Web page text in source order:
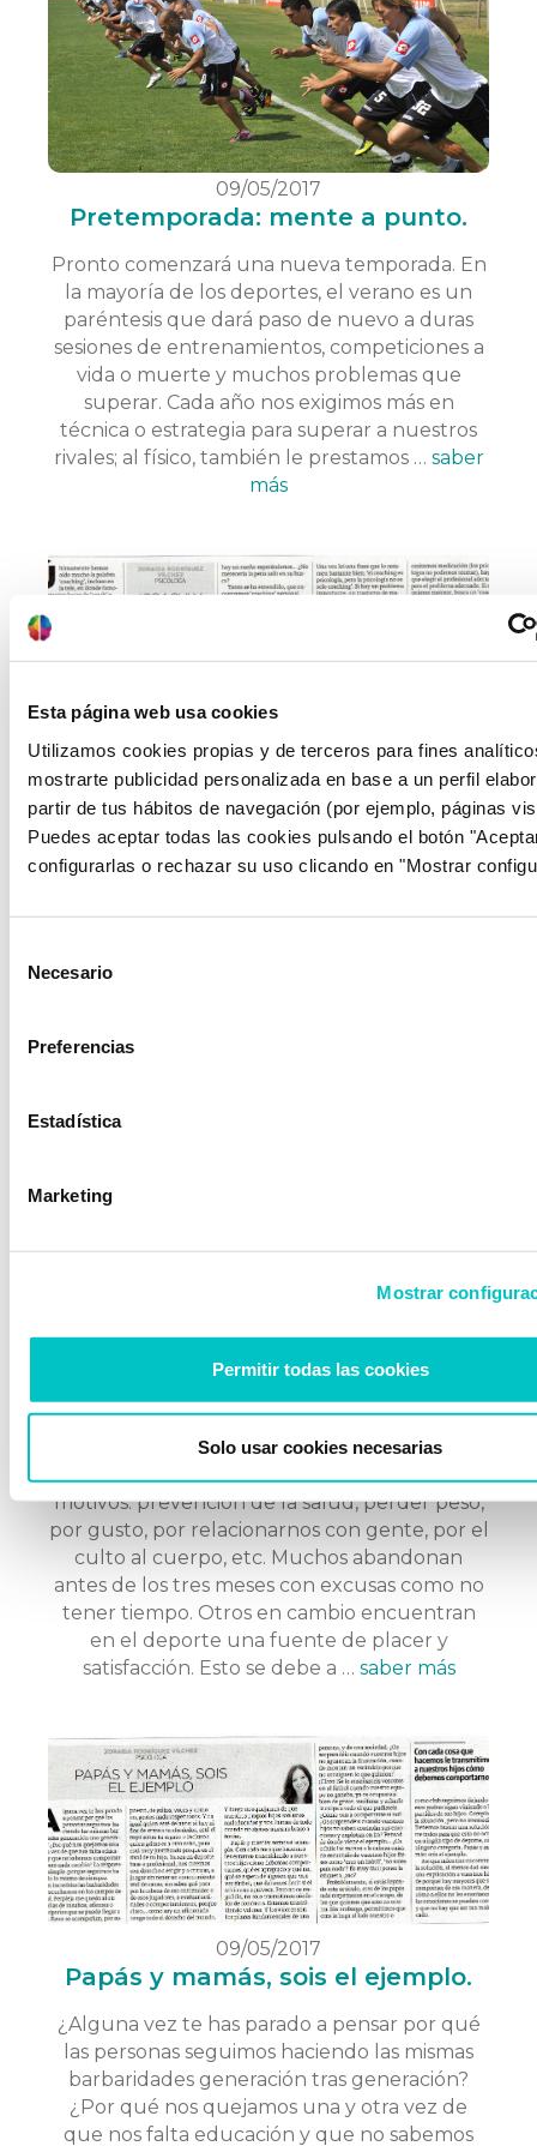
Esta página web usa cookies
Utilizamos cookies propias y de terceros para fines
mostrarte publicidad personalizada en base a un perfil
partir de tus hábitos de navegación (por ejemplo, páginas
Puedes aceptar todas las cookies pulsando el botón
configurarlas o rechazar su uso clicando en "Mostrar
Necesario
Preferencias
Estadística
Marketing
Mostrar
Permitir todas las cookies
Solo usar cookies necesarias
09/05/2017
Pretemporada: mente a punto.
Pronto comenzará una nueva temporada. En
la mayoría de los deportes, el verano es un
paréntesis que dará paso de nuevo a duras
sesiones de entrenamientos, competiciones a
vida o muerte y muchos problemas que
superar. Cada año nos exigimos más en
técnica o estrategia para superar a nuestros
rivales; al físico, también le prestamos … saber
más
09/05/2017
Coaching y psicología, ¿para qué
sirven?
Últimamente hemos oído mucho la palabra
famosos cantantes haces de “coach” y
versión de sí mismos. Y es que el término
entrenador. Todos sabemos qué hace un
09/05/2017
Madera de Campeón. Revista
Empezamos a hacer deporte por diferentes
motivos: prevención de la salud, perder peso,
por gusto, por relacionarnos con gente, por el
culto al cuerpo, etc. Muchos abandonan
antes de los tres meses con excusas como no
tener tiempo. Otros en cambio encuentran
en el deporte una fuente de placer y
satisfacción. Esto se debe a … saber más
09/05/2017
Papás y mamás, sois el ejemplo.
¿Alguna vez te has parado a pensar por qué
las personas seguimos haciendo las mismas
barbaridades generación tras generación?
¿Por qué nos quejamos una y otra vez de
que nos falta educación y que no sabemos